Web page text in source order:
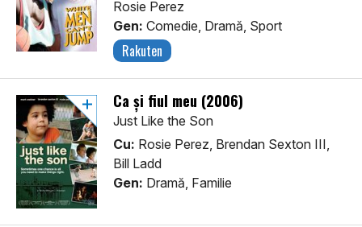
Rosie Perez
Gen: Comedie, Dramă, Sport
Rakuten
Ca și fiul meu (2006)
Just Like the Son
Cu: Rosie Perez, Brendan Sexton III,
Bill Ladd
Gen: Dramă, Familie